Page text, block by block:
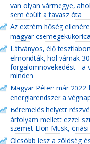
van olyan vármegye,
sem épült a tavasz óta
Az extrém hőség
magyar csemegekukorica
Látványos, élő
elmondták, hol várnak
forgalomnövekedést - a
minden
Magyar Péter: már
energiarendszer a
Béremelés helyett
árfolyam mellett ezzel
szemét Elon Musk,
Olcsóbb lesz a zöldség